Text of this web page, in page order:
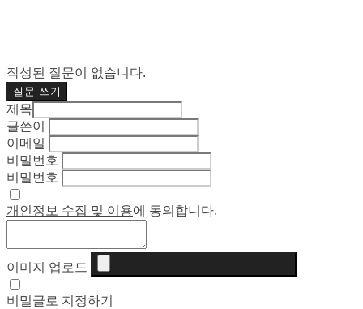
작성된 질문이 없습니다.
질문 쓰기
제목
글쓴이
이메일
비밀번호
비밀번호
개인정보 수집 및 이용에 동의합니다.
이미지 업로드
비밀글로 지정하기